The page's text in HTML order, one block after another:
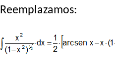
Reemplazamos: